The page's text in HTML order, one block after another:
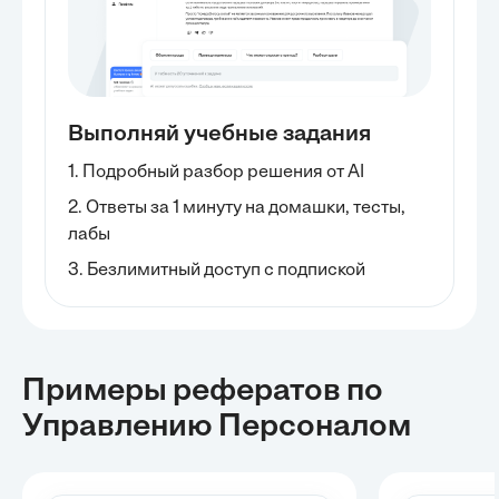
Выполняй учебные задания
1. Подробный разбор решения от AI
2. Ответы за 1 минуту на домашки, тесты,
лабы
3. Безлимитный доступ с подпиской
Примеры рефератов по
Управлению Персоналом